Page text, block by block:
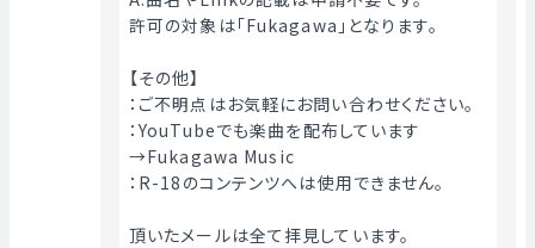
許可の対象は「Fukagawa」となります。
【その他】
：ご不明点はお気軽にお問い合わせください。
：YouTubeでも楽曲を配布しています
→Fukagawa Music
：R-18のコンテンツへは使用できません。
頂いたメールは全て拝見しています。